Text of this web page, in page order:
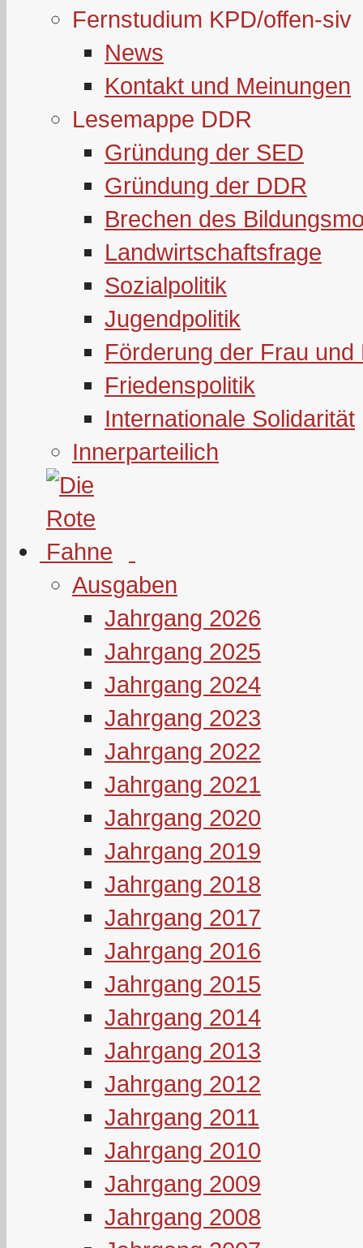
Fernstudium KPD/offen-siv
News
Kontakt und Meinungen
Lesemappe DDR
Gründung der SED
Gründung der DDR
Brechen des
Landwirtschaftsfrage
Sozialpolitik
Jugendpolitik
Förderung der Frau und
Friedenspolitik
Internationale Solidarität
Innerparteilich
Ausgaben
Jahrgang 2026
Jahrgang 2025
Jahrgang 2024
Jahrgang 2023
Jahrgang 2022
Jahrgang 2021
Jahrgang 2020
Jahrgang 2019
Jahrgang 2018
Jahrgang 2017
Jahrgang 2016
Jahrgang 2015
Jahrgang 2014
Jahrgang 2013
Jahrgang 2012
Jahrgang 2011
Jahrgang 2010
Jahrgang 2009
Jahrgang 2008